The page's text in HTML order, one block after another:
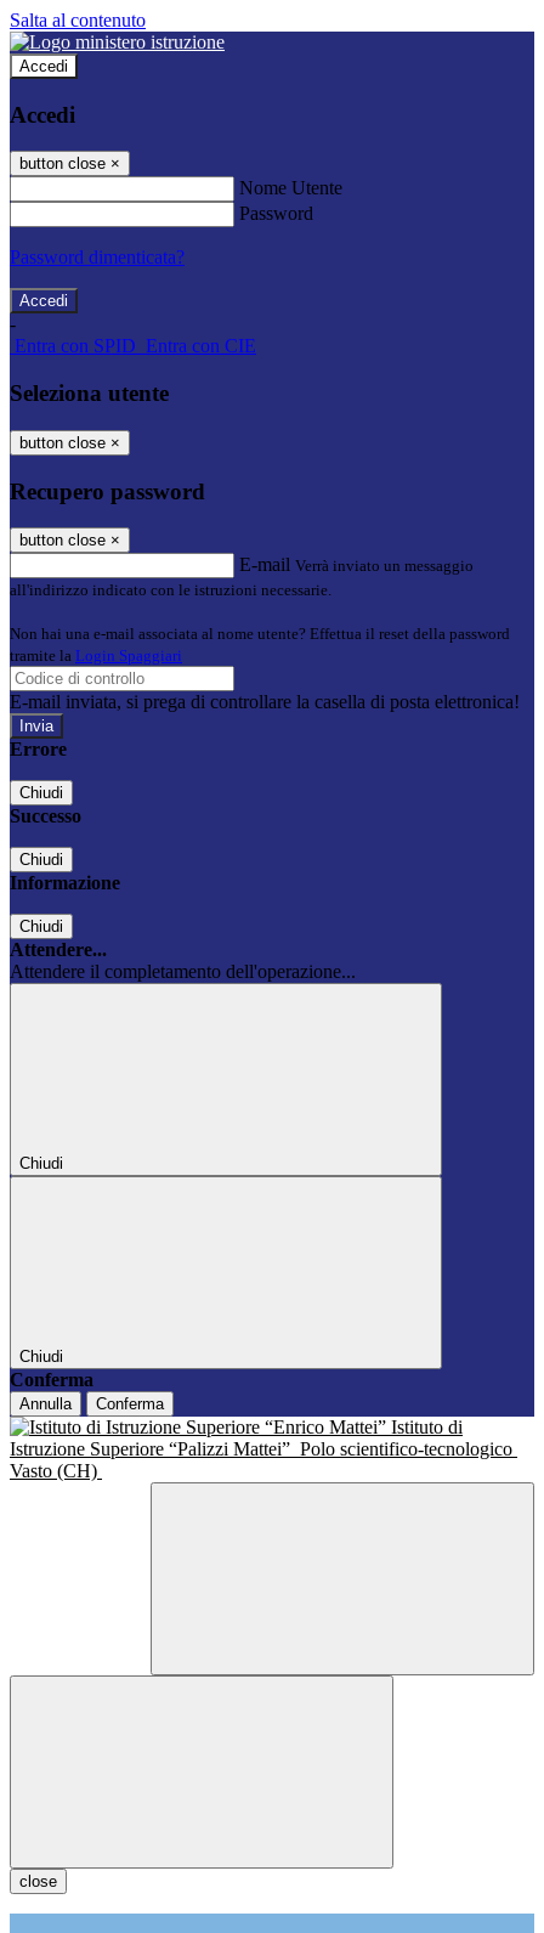
Salta al contenuto
Accedi
Accedi
button close ×
Nome Utente
Password
Password dimenticata?
-
Entra con SPID Entra con CIE
Seleziona utente
button close ×
Recupero password
button close ×
E-mail Verrà inviato un messaggio
all'indirizzo indicato con le istruzioni necessarie.
Non hai una e-mail associata al nome utente? Effettua il reset della password
tramite la Login Spaggiari
E-mail inviata, si prega di controllare la casella di posta elettronica!
Errore
Chiudi
Successo
Chiudi
Informazione
Chiudi
Attendere...
Attendere il completamento dell'operazione...
Chiudi
Chiudi
Conferma
Annulla Conferma
Istituto di
Istruzione Superiore “Palizzi Mattei” Polo scientifico-tecnologico
Vasto (CH)
close